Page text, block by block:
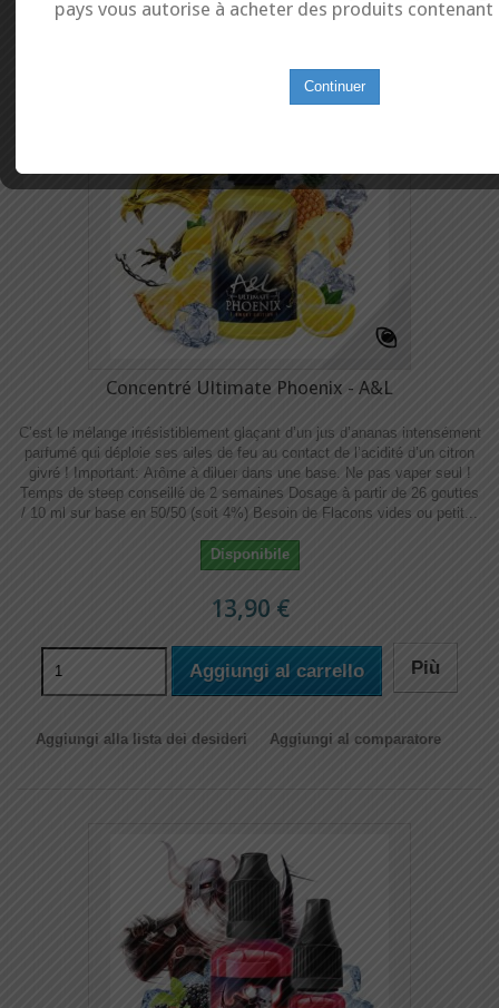
Concentré Ultimate Phoenix - A&L
C’est le mélange irrésistiblement glaçant d’un jus d’ananas intensément
parfumé qui déploie ses ailes de feu au contact de l’acidité d’un citron
givré ! Important: Arôme à diluer dans une base. Ne pas vaper seul !
Temps de steep conseillé de 2 semaines Dosage à partir de 26 gouttes
/ 10 ml sur base en 50/50 (soit 4%) Besoin de Flacons vides ou petit...
Disponibile
13,90 €
Aggiungi al carrello Più
Aggiungi alla lista dei desideri Aggiungi al comparatore
pays vous autorise à acheter des produits contenant
Continuer